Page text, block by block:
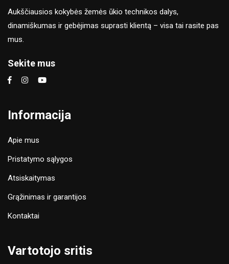
Aukščiausios kokybės žemės ūkio technikos dalys,
dinamiškumas ir gebėjimas suprasti klientą – visa tai rasite pas
mus.
Sekite mus
Informacija
Apie mus
Pristatymo sąlygos
Atsiskaitymas
Grąžinimas ir garantijos
Kontaktai
Vartotojo sritis